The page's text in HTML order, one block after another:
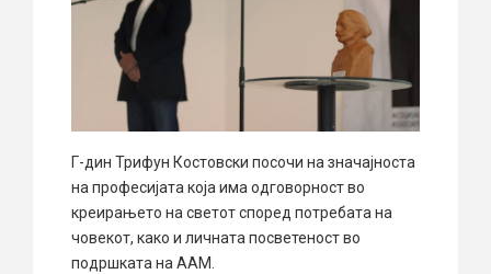
Г-дин Трифун Костовски посочи на значајноста
на професијата која има одговорност во
креирањето на светот според потребата на
човекот, како и личната посветеност во
подршката на ААМ.